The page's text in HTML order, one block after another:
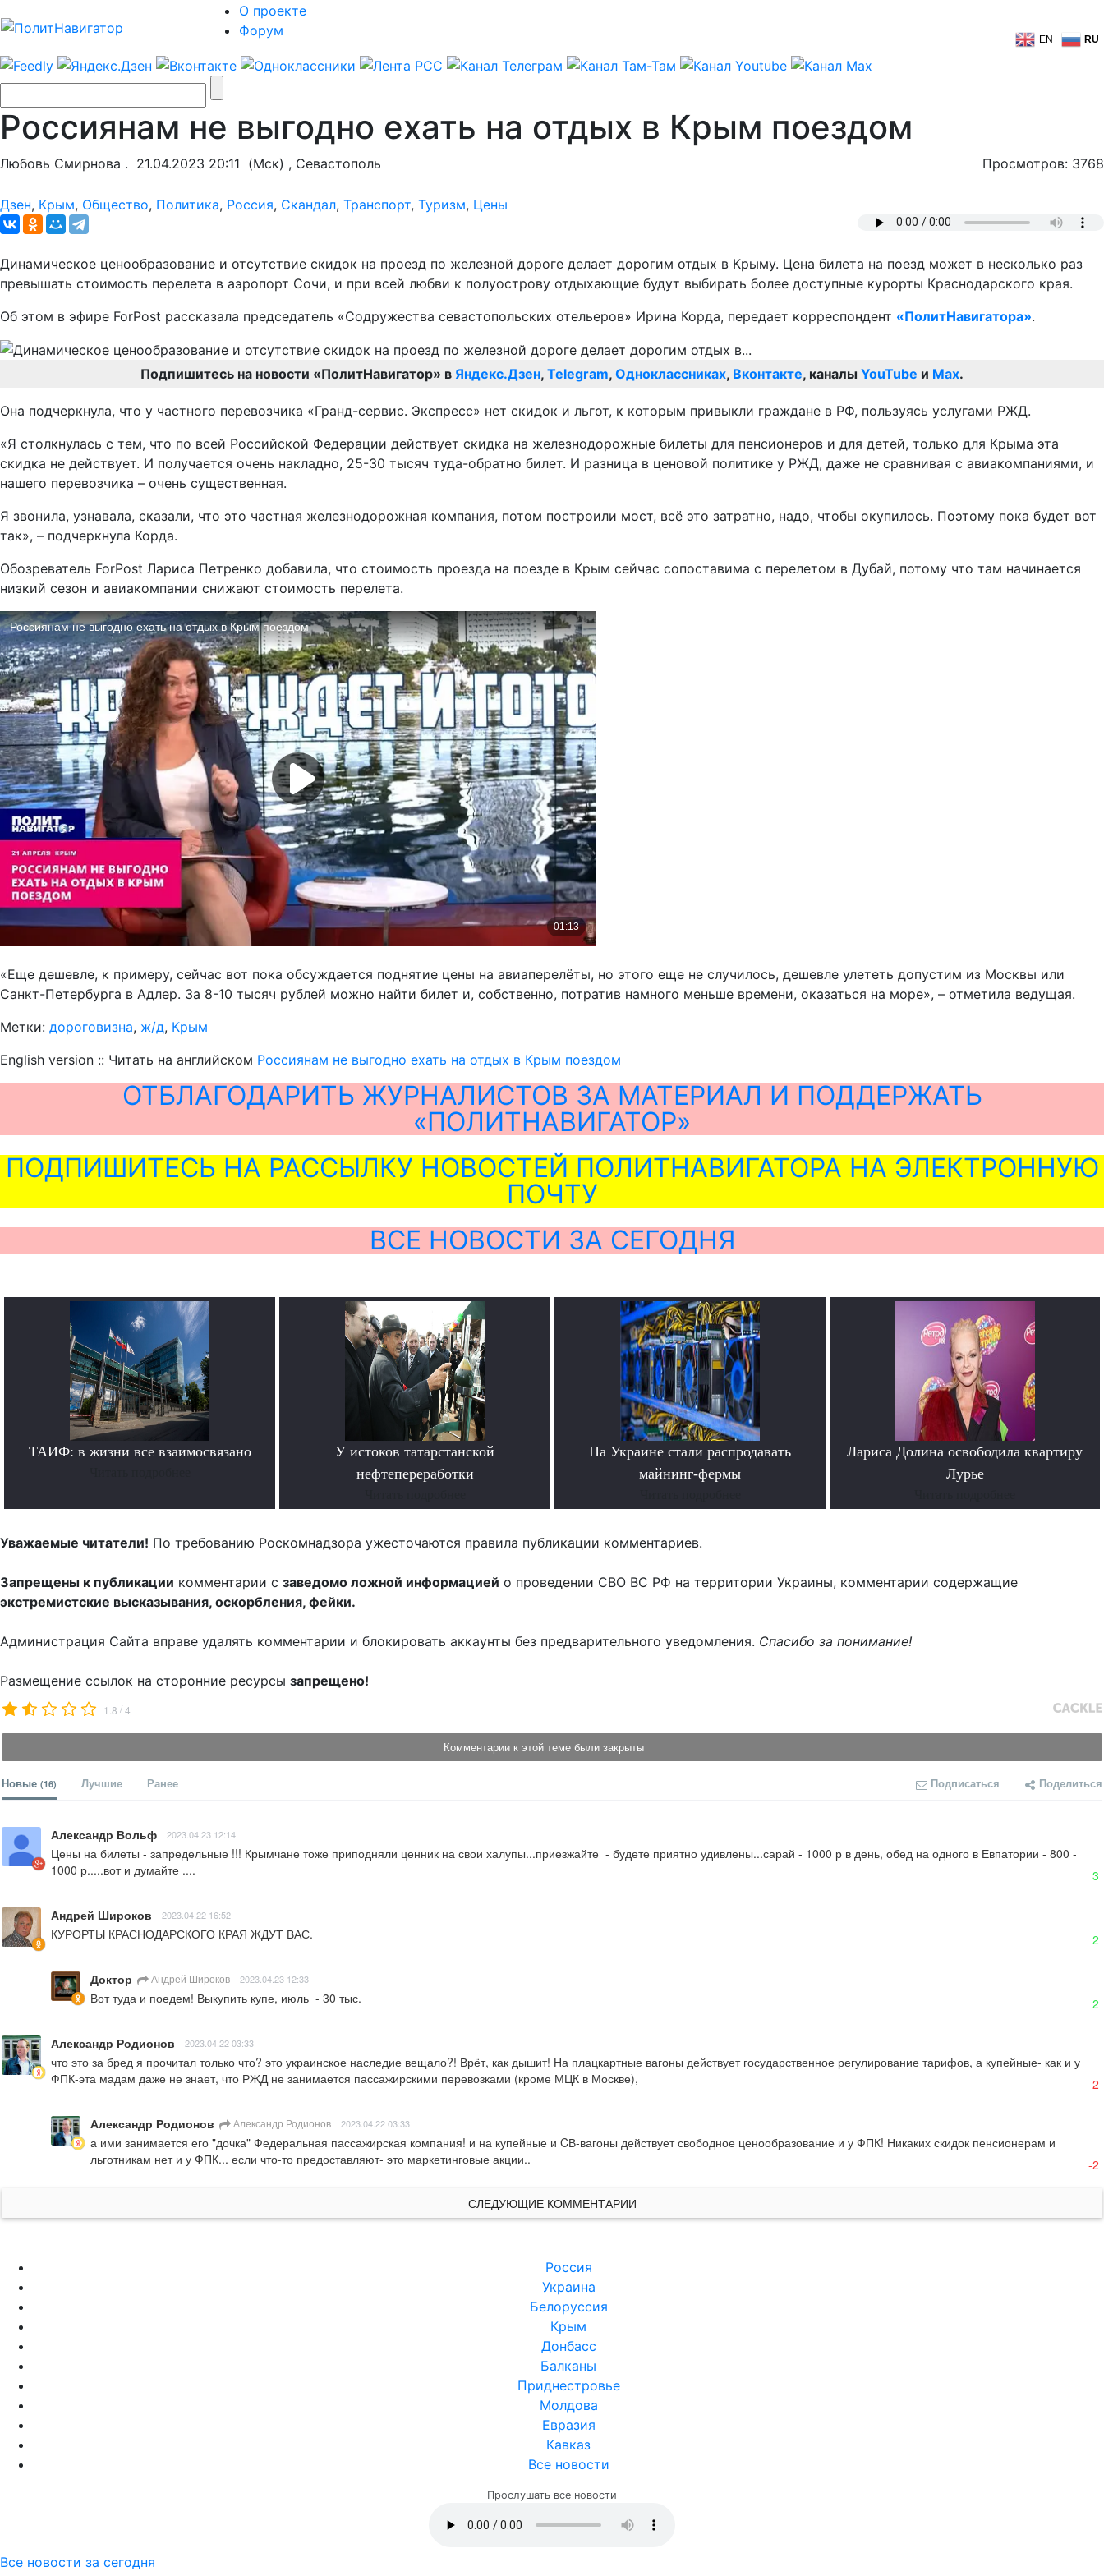
О проекте
Форум
EN RU
Россиянам не выгодно ехать на отдых в Крым поездом
Любовь Смирнова . 21.04.2023 20:11 (Мск) , Севастополь Просмотров: 3768
Дзен, Крым, Общество, Политика, Россия, Скандал, Транспорт, Туризм, Цены
Динамическое ценообразование и отсутствие скидок на проезд по железной дороге делает дорогим отдых в Крыму. Цена билета на поезд может в несколько раз
превышать стоимость перелета в аэропорт Сочи, и при всей любви к полуострову отдыхающие будут выбирать более доступные курорты Краснодарского края.
Об этом в эфире ForPost рассказала председатель «Содружества севастопольских отельеров» Ирина Корда, передает корреспондент «ПолитНавигатора».
Подпишитесь на новости «ПолитНавигатор» в Яндекс.Дзен, Telegram, Одноклассниках, Вконтакте, каналы YouTube и Max.
Она подчеркнула, что у частного перевозчика «Гранд-сервис. Экспресс» нет скидок и льгот, к которым привыкли граждане в РФ, пользуясь услугами РЖД.
«Я столкнулась с тем, что по всей Российской Федерации действует скидка на железнодорожные билеты для пенсионеров и для детей, только для Крыма эта
скидка не действует. И получается очень накладно, 25-30 тысяч туда-обратно билет. И разница в ценовой политике у РЖД, даже не сравнивая с авиакомпаниями, и
нашего перевозчика – очень существенная.
Я звонила, узнавала, сказали, что это частная железнодорожная компания, потом построили мост, всё это затратно, надо, чтобы окупилось. Поэтому пока будет вот
так», – подчеркнула Корда.
Обозреватель ForPost Лариса Петренко добавила, что стоимость проезда на поезде в Крым сейчас сопоставима с перелетом в Дубай, потому что там начинается
низкий сезон и авиакомпании снижают стоимость перелета.
«Еще дешевле, к примеру, сейчас вот пока обсуждается поднятие цены на авиаперелёты, но этого еще не случилось, дешевле улететь допустим из Москвы или
Санкт-Петербурга в Адлер. За 8-10 тысяч рублей можно найти билет и, собственно, потратив намного меньше времени, оказаться на море», – отметила ведущая.
Метки: дороговизна, ж/д, Крым
English version :: Читать на английском Россиянам не выгодно ехать на отдых в Крым поездом
ОТБЛАГОДАРИТЬ ЖУРНАЛИСТОВ ЗА МАТЕРИАЛ И ПОДДЕРЖАТЬ
«ПОЛИТНАВИГАТОР»
ПОДПИШИТЕСЬ НА РАССЫЛКУ НОВОСТЕЙ ПОЛИТНАВИГАТОРА НА ЭЛЕКТРОННУЮ
ПОЧТУ
ВСЕ НОВОСТИ ЗА СЕГОДНЯ
ТАИФ: в жизни все взаимосвязано
У истоков татарстанской
нефтепереработки
На Украине стали распродавать
майнинг-фермы
Лариса Долина освободила квартиру
Лурье
Уважаемые читатели! По требованию Роскомнадзора ужесточаются правила публикации комментариев.
Запрещены к публикации комментарии с заведомо ложной информацией о проведении СВО ВС РФ на территории Украины, комментарии содержащие
экстремистские высказывания, оскорбления, фейки.
Администрация Сайта вправе удалять комментарии и блокировать аккаунты без предварительного уведомления. Спасибо за понимание!
Размещение ссылок на сторонние ресурсы запрещено!
1.8 /4
Комментарии к этой теме были закрыты
Новые (16) Лучшие Ранее Подписаться Поделиться
Александр Вольф 2023.04.23 12:14
Цены на билеты - запредельные !!! Крымчане тоже приподняли ценник на свои халупы...приезжайте  - будете приятно удивлены...сарай - 1000 р в день, обед на одного в Евпатории - 800 -
1000 р.....вот и думайте ....
3
Андрей Широков 2023.04.22 16:52
КУРОРТЫ КРАСНОДАРСКОГО КРАЯ ЖДУТ ВАС. 2
Доктор Андрей Широков 2023.04.23 12:33
Вот туда и поедем! Выкупить купе, июль  - 30 тыс. 2
Александр Родионов 2023.04.22 03:33
что это за бред я прочитал только что? это украинское наследие вещало?! Врёт, как дышит! На плацкартные вагоны действует государственное регулирование тарифов, а купейные- как и у
ФПК-эта мадам даже не знает, что РЖД не занимается пассажирскими перевозками (кроме МЦК в Москве),
-2
Александр Родионов Александр Родионов 2023.04.22 03:33
а ими занимается его "дочка" Федеральная пассажирская компания! и на купейные и CВ-вагоны действует свободное ценообразование и у ФПК! Никаких скидок пенсионерам и
льготникам нет и у ФПК... если что-то предоставляют- это маркетинговые акции..
-2
СЛЕДУЮЩИЕ КОММЕНТАРИИ
Россия
Украина
Белоруссия
Крым
Донбасс
Балканы
Приднестровье
Молдова
Евразия
Кавказ
Все новости
Прослушать все новости
Все новости за сегодня